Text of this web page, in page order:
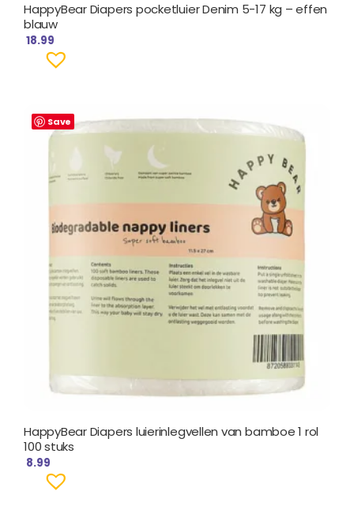
HappyBear Diapers pocketluier Denim 5-17 kg – effen
blauw
18.99
Save
HappyBear Diapers luierinlegvellen van bamboe 1 rol
100 stuks
8.99